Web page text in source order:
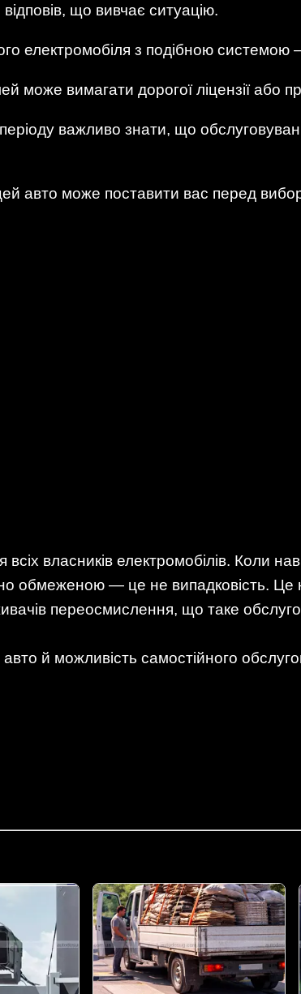
що вивчає ситуацію.
електромобіля з подібною системою
може вимагати дорогої ліцензії або
періоду важливо знати, що
авто може поставити вас перед
власників електромобілів. Коли
обмеженою — це не випадковість. Це
переосмислення, що таке
й можливість самостійного